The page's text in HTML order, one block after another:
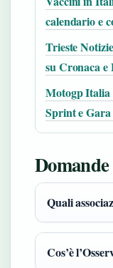
calendario e
Trieste
su Cronaca e
Motogp Italia
Sprint e
Quali
Cos’è